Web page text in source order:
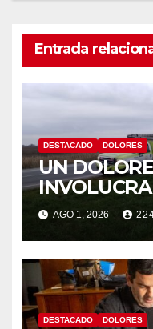
Entrada
DESTACADO DOLORES
UN
SINIESTRO
CON
AGO 1, 2026
DESTACADO DOLORES